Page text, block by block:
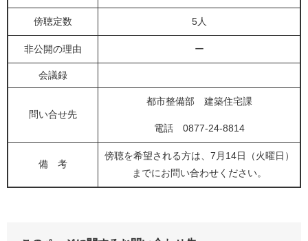
傍聴定数 5人
非公開の理由 ー
会議録
問い合せ先
都市整備部 建築住宅課
電話 0877-24-8814
備 考
傍聴を希望される方は、7月14日（火曜日）
までにお問い合わせください。